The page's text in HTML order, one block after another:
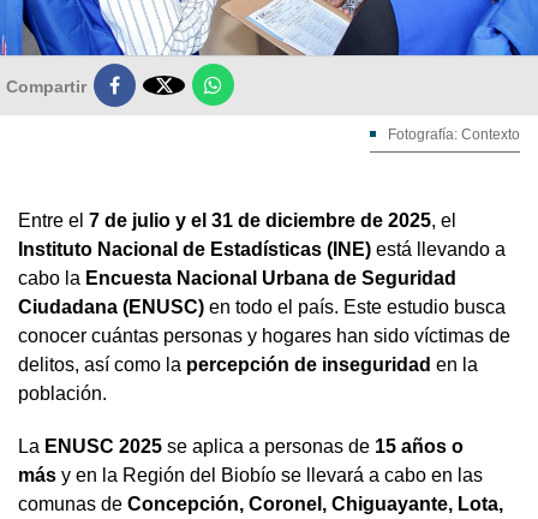
Compartir 
Fotografía: Contexto
Entre el 7 de julio y el 31 de diciembre de 2025, el
Instituto Nacional de Estadísticas (INE) está llevando a
cabo la Encuesta Nacional Urbana de Seguridad
Ciudadana (ENUSC) en todo el país. Este estudio busca
conocer cuántas personas y hogares han sido víctimas de
delitos, así como la percepción de inseguridad en la
población.
La ENUSC 2025 se aplica a personas de 15 años o
más y en la Región del Biobío se llevará a cabo en las
comunas de Concepción, Coronel, Chiguayante, Lota,